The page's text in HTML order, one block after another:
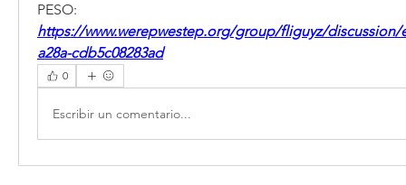
PESO:
https://www.werepwestep.org/group/fliguyz/discussion/
a28a-cdb5c08283ad
0
Escribir un comentario...